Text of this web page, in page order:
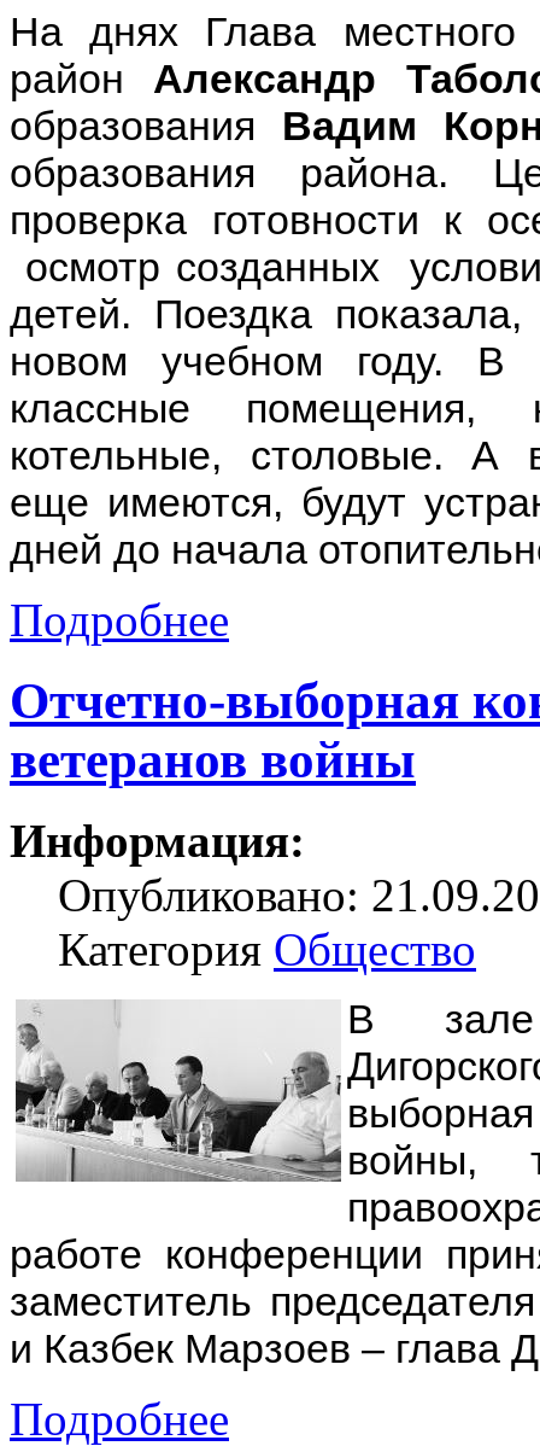
На днях Глава местного
район Александр
образования Вадим
образования района.
проверка готовности к
осмотр созданных
детей. Поездка
новом учебном году. В
классные помещения,
котельные, столовые. А
еще имеются, будут
дней до начала
Подробнее
Отчетно-выборная
ветеранов войны
Информация:
Опубликовано:
Категория Общество
В зале
войны,
работе конференции
заместитель
и Казбек Марзоев – глава
Подробнее